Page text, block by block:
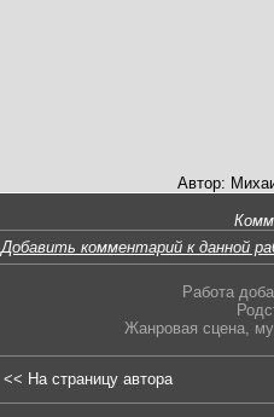
Автор:
Добавить комментарий к данной
Работа
Жанровая сцена,
<< На страницу автора